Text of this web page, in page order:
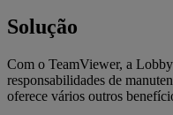
Solução
Com o TeamViewer, a
responsabilidades de
oferece vários outros